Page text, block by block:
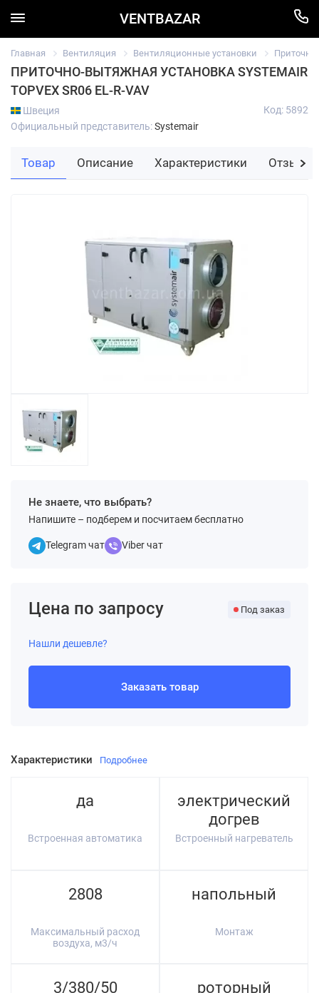
VENTBAZAR
Главная Вентиляция Вентиляционные установки
ПРИТОЧНО-ВЫТЯЖНАЯ УСТАНОВКА SYSTEMAIR
TOPVEX SR06 EL-R-VAV
Швеция
Официальный представитель:Systemair
Код: 5892
Не знаете, что выбрать?
Напишите – подберем и посчитаем бесплатно
Telegram чат Viber чат
Характеристики Подробнее
да
Встроенная автоматика
электрический
догрев
Встроенный нагреватель
2808
Максимальный расход
воздуха, м3/ч
напольный
Монтаж
3/380/50 роторный
Цена по запросу Под заказ
Нашли дешевле?
Заказать товар
Товар Описание Характеристики Отзывы